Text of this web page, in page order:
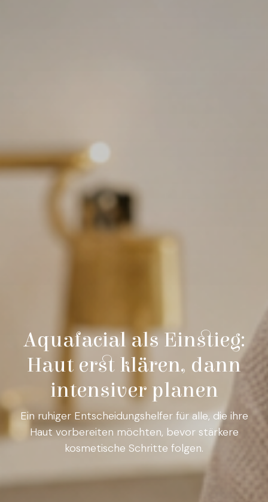
Aquafacial als Einstieg:
Haut erst klären, dann
intensiver planen
Ein ruhiger Entscheidungshelfer für alle, die ihre
Haut vorbereiten möchten, bevor stärkere
kosmetische Schritte folgen.